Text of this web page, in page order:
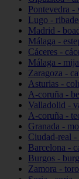
Pontevedra -
Lugo -
Madrid -
Málaga -
Cáceres -
Málaga -
Zaragoza -
Asturias -
A-coruña -
Valladolid -
A-coruña -
Granada -
Ciudad-real -
Barcelona -
Burgos -
Zamora - toro